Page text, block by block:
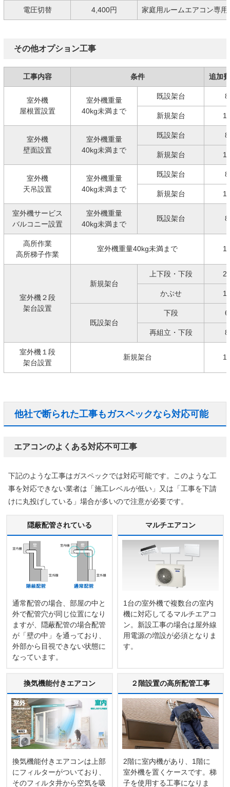
電圧切替 4,400円 家庭用ルームエアコン専
その他オプション工事
工事内容 条件 追加
室外機
屋根置設置
室外機重量
40kg未満まで
既設架台
新規架台
室外機
壁面設置
室外機重量
40kg未満まで
既設架台
新規架台
室外機
天吊設置
室外機重量
40kg未満まで
既設架台
新規架台
室外機サービス
バルコニー設置
室外機重量
40kg未満まで
既設架台
高所作業
高所梯子作業
室外機重量40kg未満まで
室外機２段
架台設置
新規架台
上下段・下段
かぶせ
既設架台
下段
再組立・下段
室外機１段
架台設置
新規架台
他社で断られた工事もガスペックなら対応可能
エアコンのよくある対応不可工事
下記のような工事はガスペックでは対応可能です。このような工
事を対応できない業者は「施工レベルが低い」又は「工事を下請
けに丸投げしている」場合が多いので注意が必要です。
隠蔽配管されている
通常配管の場合、部屋の中と
外で配管穴が同じ位置になり
ますが、隠蔽配管の場合配管
が「壁の中」を通っており、
外部から目視できない状態に
なっています。
マルチエアコン
1台の室外機で複数台の室内
機に対応してるマルチエアコ
ン。新設工事の場合は屋外線
用電源の増設が必須となりま
す。
換気機能付きエアコン
換気機能付きエアコンは上部
にフィルターがついており、
そのフィルタ井から空気を吸
２階設置の高所配管工事
2階に室内機があり、1階に
室外機を置くケースです。梯
子を使用する工事になりま